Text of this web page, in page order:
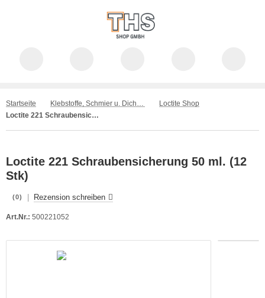
Startseite Klebstoffe, Schmier u. Dichtstoffe
Loctite Shop
Loctite 221 Schraubensicherung 50 ml. (12 Stk)
Loctite 221 Schraubensicherung 50 ml. (12
Stk)
(0) Rezension schreiben
Art.Nr.: 500221052